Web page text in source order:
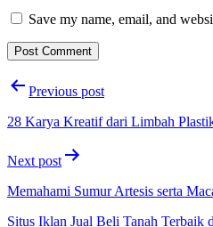
Save my name, email, and
PostPrevious post
28 Karya Kreatif dari Limbah
Next post
Memahami Sumur Artesis serta
Situs Iklan Jual Beli Tanah Terbaik